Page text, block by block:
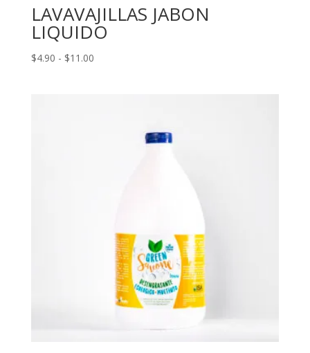
LAVAVAJILLAS JABON
LIQUIDO
$4.90 - $11.00Rango